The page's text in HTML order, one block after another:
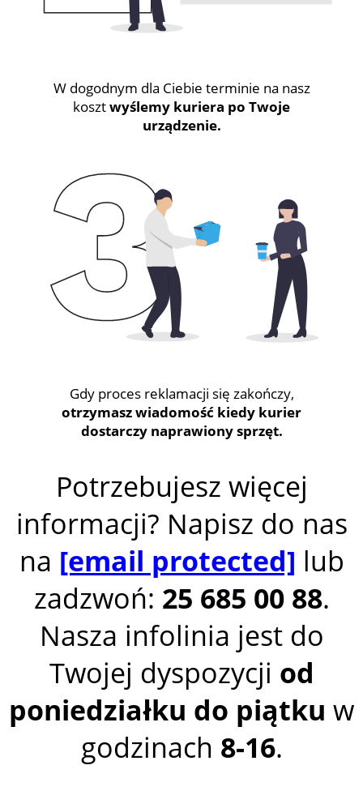
W dogodnym dla Ciebie terminie na nasz
kosztwyślemy kuriera po Twoje
urządzenie.
Gdy proces reklamacji się zakończy,
otrzymasz wiadomość kiedy kurier
dostarczy naprawiony sprzęt.
Potrzebujesz więcej
informacji? Napisz do nas
na [email protected] lub
zadzwoń: 25 685 00 88.
Nasza infolinia jest do
Twojej dyspozycji od
poniedziałku do piątku w
godzinach 8-16.